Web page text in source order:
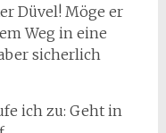
Düvel! Möge er
Weg in eine
sicherlich
ich zu: Geht in